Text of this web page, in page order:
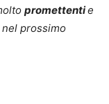
promettentie
prossimo